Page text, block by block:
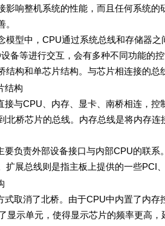
机系统的性能，而且任何系统的研
，CPU通过系统总线和存储器之间
备等进行交互，会有多种不同功能的
结构和单芯片结构。与芯片相连接的
构
内存、显卡、南桥相连，控制着
北桥芯片的总线。内存总线是将内存
设备接口与内部CPU的联系。其
扩展总线则是指主板上提供的一些PCI
桥。由于CPU中内置了内存控制
显示单元，使得显示芯片的频率更高，